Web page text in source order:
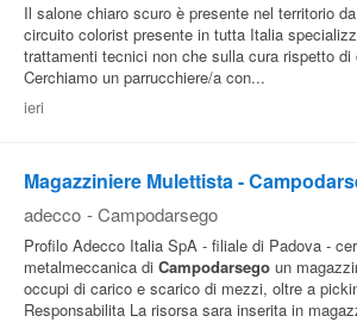
Blog
Offerte
Area
Aziende
Il salone chiaro scuro è presente nel territorio
circuito colorist presente in tutta Italia
trattamenti tecnici non che sulla cura rispetto di
Cerchiamo un parrucchiere/a con...
ieri
Magazziniere Mulettista -
adecco - Campodarsego
Profilo Adecco Italia SpA - filiale di Padova -
metalmeccanica di Campodarsego un
occupi di carico e scarico di mezzi, oltre a
Responsabilita La risorsa sara inserita in